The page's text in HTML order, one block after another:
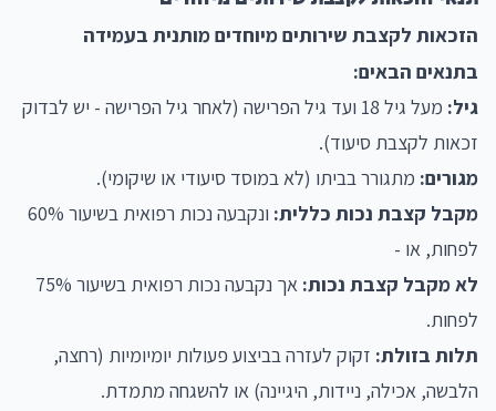
הזכאות לקצבת שירותים מיוחדים מותנית בעמידה
בתנאים הבאים:
גיל:
מעל גיל 18 ועד גיל הפרישה (לאחר גיל הפרישה - יש לבדוק
זכאות לקצבת סיעוד).
מגורים: מתגורר בביתו (לא במוסד סיעודי או שיקומי).
מקבל קצבת נכות כללית:
ונקבעה נכות רפואית בשיעור 60%
לפחות, או -
לא מקבל קצבת נכות:
אך נקבעה נכות רפואית בשיעור 75%
לפחות.
תלות בזולת: זקוק לעזרה בביצוע פעולות יומיומיות (רחצה,
הלבשה, אכילה, ניידות, היגיינה) או להשגחה מתמדת.